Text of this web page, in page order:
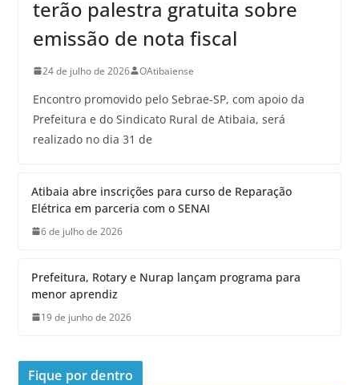
terão palestra gratuita sobre
emissão de nota fiscal
24 de julho de 2026 OAtibaiense
Encontro promovido pelo Sebrae-SP, com apoio da
Prefeitura e do Sindicato Rural de Atibaia, será
realizado no dia 31 de
Atibaia abre inscrições para curso de Reparação
Elétrica em parceria com o SENAI
6 de julho de 2026
Prefeitura, Rotary e Nurap lançam programa para
menor aprendiz
19 de junho de 2026
Fique por dentro